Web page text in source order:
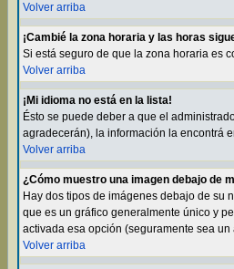
Volver arriba
¡Cambié la zona horaria y las horas
Si está seguro de que la zona horaria es
Volver arriba
¡Mi idioma no está en la lista!
Ésto se puede deber a que el
agradecerán), la información la encontrá
Volver arriba
¿Cómo muestro una imagen debajo de
Hay dos tipos de imágenes debajo de su
que es un gráfico generalmente único y
activada esa opción (seguramente sea
Volver arriba